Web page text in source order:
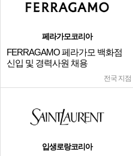
페라가모코리아
FERRAGAMO 페라가모 백화점
신입 및 경력사원 채용
전국 지점
입생로랑코리아